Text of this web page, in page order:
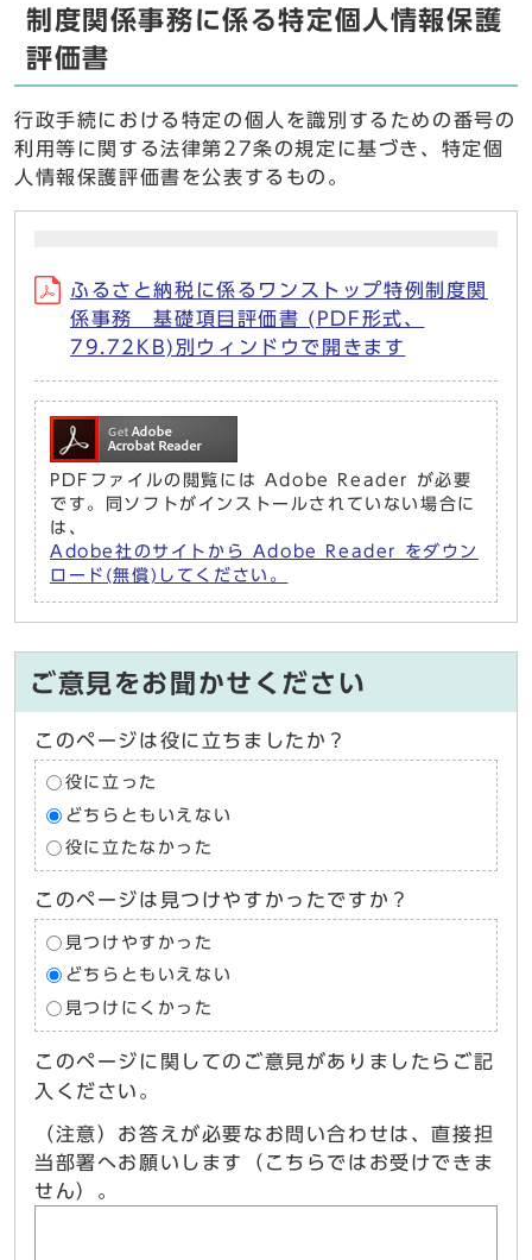
制度関係事務に係る特定個人情報保護
評価書
行政手続における特定の個人を識別するための番号の
利用等に関する法律第27条の規定に基づき、特定個
人情報保護評価書を公表するもの。
ふるさと納税に係るワンストップ特例制度関
係事務 基礎項目評価書 (PDF形式、
79.72KB)別ウィンドウで開きます
PDFファイルの閲覧には Adobe Reader が必要
です。同ソフトがインストールされていない場合に
は、
Adobe社のサイトから Adobe Reader をダウン
ロード(無償)してください。
ご意見をお聞かせください
このページは役に立ちましたか？
役に立った
どちらともいえない
役に立たなかった
このページは見つけやすかったですか？
見つけやすかった
どちらともいえない
見つけにくかった
このページに関してのご意見がありましたらご記
入ください。
（注意）お答えが必要なお問い合わせは、直接担
当部署へお願いします（こちらではお受けできま
せん）。